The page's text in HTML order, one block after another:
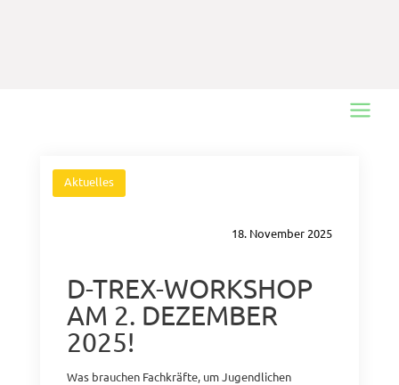
Main
Aktuelles
18. November 2025
D-TREX-WORKSHOP
AM 2. DEZEMBER
2025!
Was brauchen Fachkräfte, um Jugendlichen